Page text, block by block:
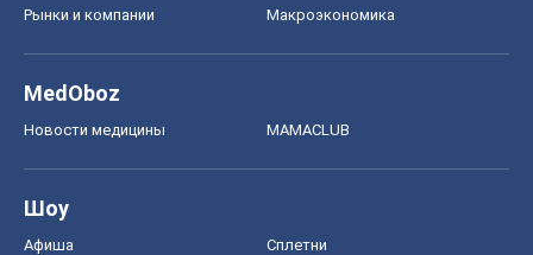
Рынки и компании Mакроэкономика
MedOboz
Новости медицины MAMACLUB
Шоу
Афиша Сплетни